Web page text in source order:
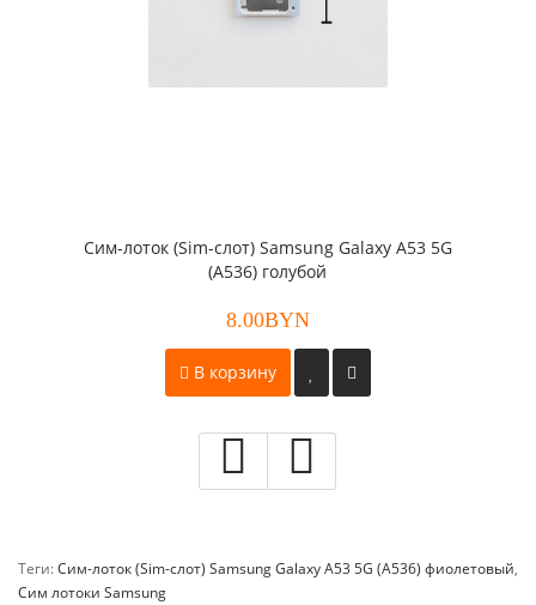
Cим-лоток (Sim-слот) Samsung Galaxy A53 5G
(A536) голубой
8.00BYN
В корзину
Теги:Cим-лоток (Sim-слот) Samsung Galaxy A53 5G (A536) фиолетовый,
Сим лотоки Samsung